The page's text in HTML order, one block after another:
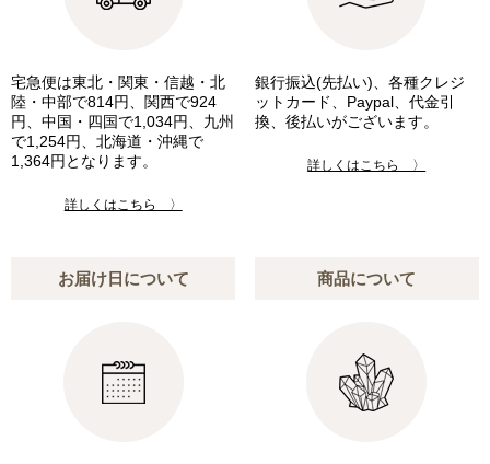
宅急便は東北・関東・信越・北
陸・中部で814円、関西で924
円、中国・四国で1,034円、九州
で1,254円、北海道・沖縄で
1,364円となります。
詳しくはこちら 〉
銀行振込(先払い)、各種クレジ
ットカード、Paypal、代金引
換、後払いがございます。
詳しくはこちら 〉
お届け日について 商品について